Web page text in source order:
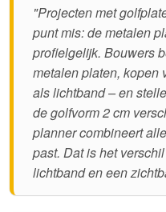
"Projecten met
punt mis: de metalen
profielgelijk. Bouwers
metalen platen, kopen
als lichtband – en
de golfvorm 2 cm
planner combineert
past. Dat is het
lichtband en een